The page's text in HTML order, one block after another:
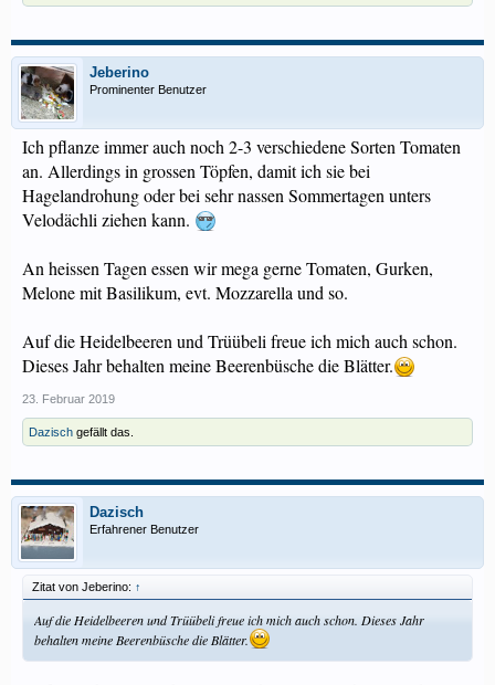
Jeberino
Prominenter Benutzer
Ich pflanze immer auch noch 2-3 verschiedene Sorten Tomaten
an. Allerdings in grossen Töpfen, damit ich sie bei
Hagelandrohung oder bei sehr nassen Sommertagen unters
Velodächli ziehen kann.
An heissen Tagen essen wir mega gerne Tomaten, Gurken,
Melone mit Basilikum, evt. Mozzarella und so.
Auf die Heidelbeeren und Trüübeli freue ich mich auch schon.
Dieses Jahr behalten meine Beerenbüsche die Blätter.
23. Februar 2019
Dazisch gefällt das.
Dazisch
Erfahrener Benutzer
Zitat von Jeberino: ↑
Auf die Heidelbeeren und Trüübeli freue ich mich auch schon. Dieses Jahr
behalten meine Beerenbüsche die Blätter.